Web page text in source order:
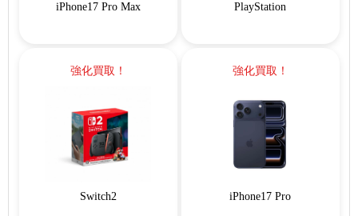
iPhone17 Pro Max PlayStation
強化買取！
Switch2
強化買取！
iPhone17 Pro